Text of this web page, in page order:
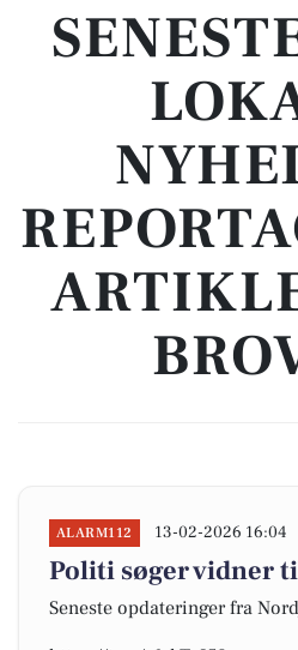
ALARM112 13-02-2026 16:04
Politi søger vidner
Seneste opdateringer fra